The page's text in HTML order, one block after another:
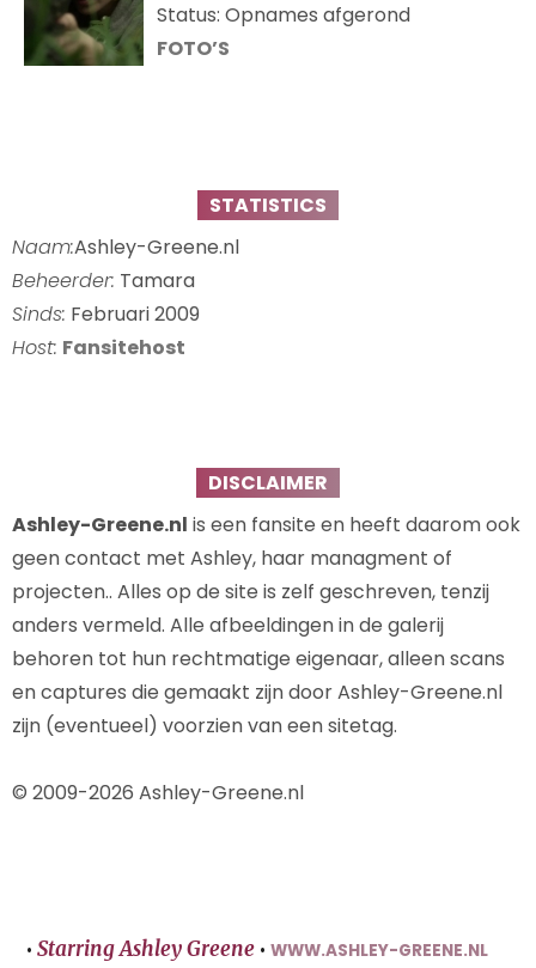
Status: Opnames afgerond
FOTO’S
STATISTICS
Naam:Ashley-Greene.nl
Beheerder: Tamara
Sinds: Februari 2009
Host: Fansitehost
DISCLAIMER
Ashley-Greene.nl is een fansite en heeft daarom ook
geen contact met Ashley, haar managment of
projecten.. Alles op de site is zelf geschreven, tenzij
anders vermeld. Alle afbeeldingen in de galerij
behoren tot hun rechtmatige eigenaar, alleen scans
en captures die gemaakt zijn door Ashley-Greene.nl
zijn (eventueel) voorzien van een sitetag.
© 2009-2026 Ashley-Greene.nl
• Starring Ashley Greene • WWW.ASHLEY-GREENE.NL